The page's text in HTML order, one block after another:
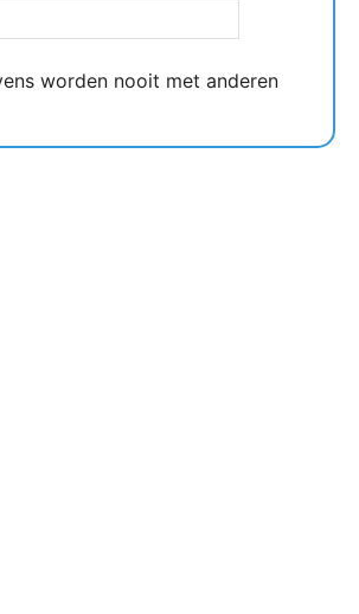
worden nooit met anderen